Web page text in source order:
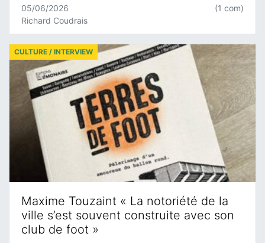
05/06/2026
Richard Coudrais
(1 com)
Maxime Touzaint « La notoriété de la
ville s’est souvent construite avec son
club de foot »
CULTURE / INTERVIEW